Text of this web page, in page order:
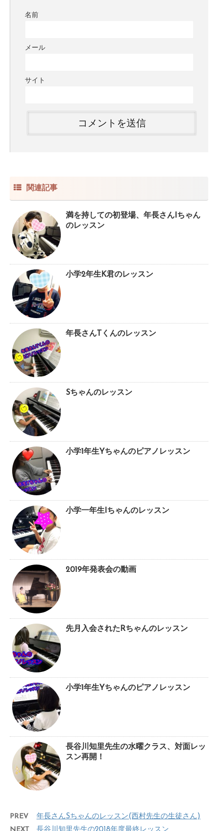
名前
メール
サイト
関連記事
満を持しての初登場、年長さんIちゃん
のレッスン
小学2年生K君のレッスン
年長さんTくんのレッスン
Sちゃんのレッスン
小学1年生Yちゃんのピアノレッスン
小学一年生Iちゃんのレッスン
2019年発表会の動画
先月入会されたRちゃんのレッスン
小学1年生Yちゃんのピアノレッスン
長谷川知里先生の水曜クラス、対面レッ
スン再開！
PREV
年長さんSちゃんのレッスン(西村先生の生徒さん)